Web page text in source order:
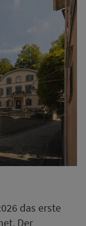
das erste
Der